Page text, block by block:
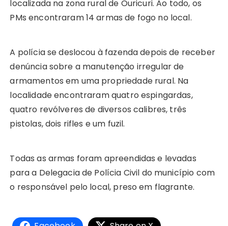
A
p
p
b
o
o
k
e
n
g
er
Li
n
k
st dI
n
r r
a
m
localizada na zona rural de Ouricuri. Ao todo, os
PMs encontraram 14 armas de fogo no local.
A polícia se deslocou à fazenda depois de receber
denúncia sobre a manutenção irregular de
armamentos em uma propriedade rural. Na
localidade encontraram quatro espingardas,
quatro revólveres de diversos calibres, três
pistolas, dois rifles e um fuzil.
Todas as armas foram apreendidas e levadas
para a Delegacia de Polícia Civil do município com
o responsável pelo local, preso em flagrante.